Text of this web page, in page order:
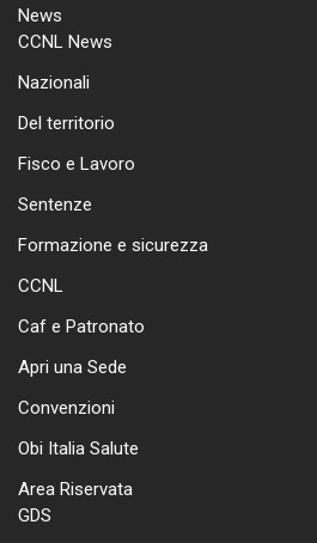
News
CCNL News
Nazionali
Del territorio
Fisco e Lavoro
Sentenze
Formazione e sicurezza
CCNL
Caf e Patronato
Apri una Sede
Convenzioni
Obi Italia Salute
Area Riservata
GDS